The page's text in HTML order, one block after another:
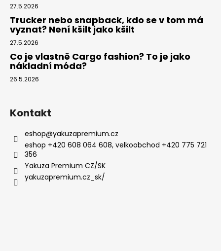
27.5.2026
Trucker nebo snapback, kdo se v tom má
vyznat? Není kšilt jako kšilt
27.5.2026
Co je vlastně Cargo fashion? To je jako
nákladní móda?
26.5.2026
Kontakt
eshop@yakuzapremium.cz
eshop +420 608 064 608, velkoobchod +420 775 721
356
Yakuza Premium CZ/SK
yakuzapremium.cz_sk/